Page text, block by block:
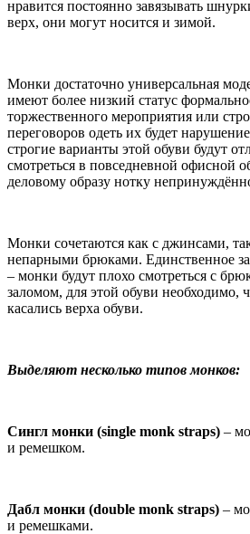
нравится постоянно завязывать
верх, они могут носится и зимой.
Монки достаточно универсальная
имеют более низкий статус
торжественного мероприятия или
переговоров одеть их будет
строгие варианты этой обуви будут
смотреться в повседневной офисной
деловому образу нотку
Монки сочетаются как с джинсами,
непарными брюками. Единственное
– монки будут плохо смотреться с
заломом, для этой обуви необходимо,
касались верха обуви.
Выделяют несколько типов монков:
Сингл монки (single monk straps) –
и ремешком.
Дабл монки (double monk straps) –
и ремешками.